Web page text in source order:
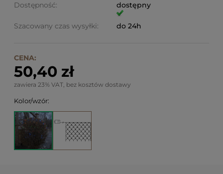
Dostępność:
dostępny
Szacowany czas wysyłki: do 24h
CENA:
50,40 zł
zawiera 23% VAT, bez kosztów dostawy
Kolor/wzór: